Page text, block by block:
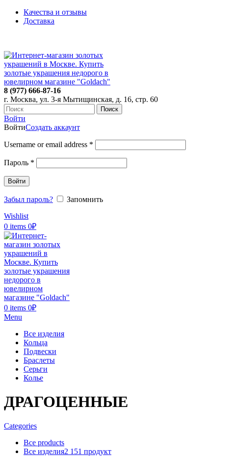
Качества и отзывы
Доставка
8 (977) 666-87-16
г. Москва, ул. 3-я Мытищинская, д. 16, стр. 60
Поиск
Войти
ВойтиСоздать аккаунт
Username or email address *
Пароль *
Войти
Забыл пароль?
Запомнить
Wishlist
0 items 0₽
0 items 0₽
Menu
Все изделия
Кольца
Подвески
Браслеты
Серьги
Колье
ДРАГОЦЕННЫЕ
Categories
Все products
Все изделия2 151 продукт